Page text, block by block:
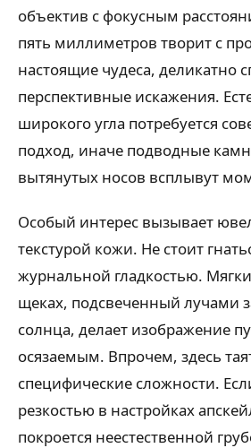
объектив с фокусным
пять миллиметров творит с
настоящие чудеса, деликатно
перспективные искажения.
широкого угла потребуется
подход, иначе подводные
вытянутых носов всплывут
Особый интерес вызывает
текстурой кожи. Не стоит
журнальной гладкостью.
щеках, подсвеченный лучами
солнца, делает изображение
осязаемым. Впрочем, здесь
специфические сложности.
резкостью в настройках
покроется неестественной